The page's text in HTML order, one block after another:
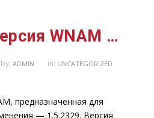
Текущая версия WNAM 1.5.2329
by: ADMIN in: UNCATEGORIZED
предназначенная для
— 1.5.2329. Версия